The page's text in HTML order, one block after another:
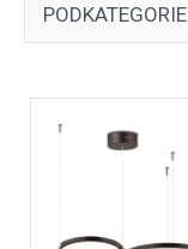
PODKATEGORIE